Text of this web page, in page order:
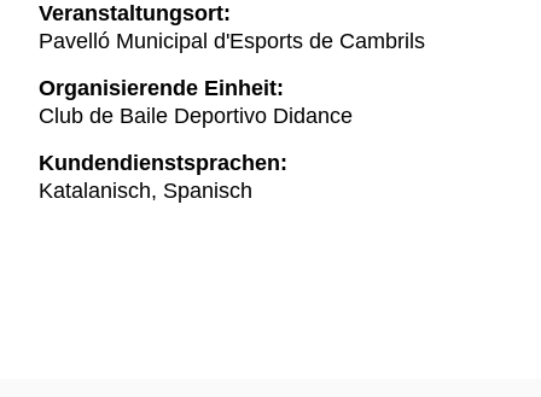
Veranstaltungsort:
Pavelló Municipal d'Esports de Cambrils
Organisierende Einheit:
Club de Baile Deportivo Didance
Kundendienstsprachen:
Katalanisch, Spanisch